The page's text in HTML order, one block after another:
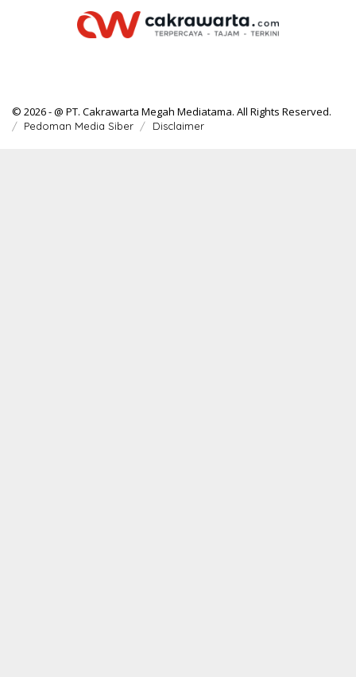
© 2026 - @ PT. Cakrawarta Megah Mediatama. All Rights Reserved.
Pedoman Media Siber Disclaimer